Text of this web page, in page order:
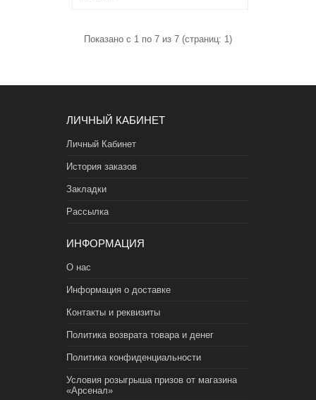
Показано с 1 по 7 из 7 (страниц: 1)
ЛИЧНЫЙ КАБИНЕТ
Личный Кабинет
История заказов
Закладки
Рассылка
ИНФОРМАЦИЯ
О нас
Информация о доставке
Контакты и реквизиты
Политика возврата товара и денег
Политика конфиденциальности
Условия розыгрыша призов от магазина
«Арсенал»